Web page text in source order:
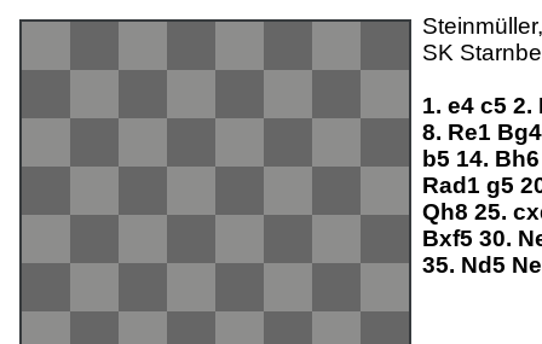
SK
1. e4 c5 2.
8. Re1
b5 14.
Rad1 g5
Qh8 25.
Bxf5 30.
35. Nd5